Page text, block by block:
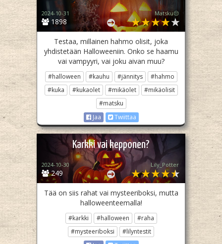
1898
2024-10-31 Matsku😒
Testaa, millainen hahmo olisit, joka
yhdistetään Halloweeniin. Onko se haamu
vai vampyyri, vai joku aivan muu?
#halloween #kauhu #jännitys
#hahmo
#kuka
#kukaolet #mikäolet
#mikäolisit
#matsku
Jaa
Twiittaa
Karkki vai kepponen?
249
2024-10-30 Lily_Potter
Tää on siis rahat vai mysteeriboksi, mutta
halloweenteemalla!
#karkki #halloween
#raha
#mysteeriboksi
#lilyntestit